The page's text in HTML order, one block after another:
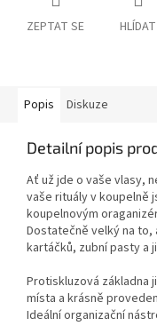
ZEPTAT SE HLÍDAT
Popis Diskuze
Detailní popis
Ať už jde o vaše vlasy,
vaše rituály v koupelně
koupelnovým
Dostatečně velký na
kartáčků, zubní pasty a
Protiskluzová základna
místa a krásně
Ideální organizační